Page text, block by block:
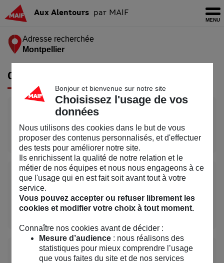
MAIF - Allez à l'accueil de maif.fr
Aux Alentours par MAIF
Adresse recherchée
Montpellier
Tableau de bord
Chiffres clés
25%
de la surface exposéeà l’inondation
97%
de la surface exposéeau retrait
gonflement des argiles
33
Bonjour et bienvenue sur notre site
Choisissez l'usage de vos
données
Nous utilisons des cookies dans le but de vous
proposer des contenus personnalisés, et d'effectuer
des tests pour améliorer notre site.
Ils enrichissent la qualité de notre relation et le
métier de nos équipes et nous nous engageons à ce
que l'usage qui en est fait soit avant tout à votre
service.
Vous pouvez accepter ou refuser librement les
cookies et modifier votre choix à tout moment.
Connaître nos cookies avant de décider :
Mesure d’audience: nous réalisons des
statistiques pour mieux comprendre l’usage
que vous faites du site et de nos services